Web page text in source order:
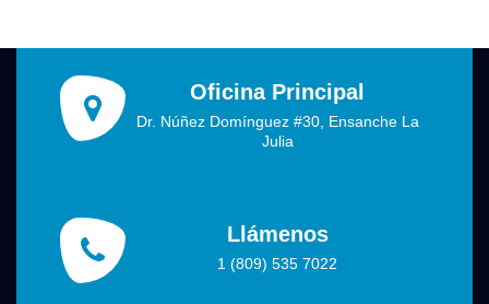
Oficina Principal
Dr. Núñez Domínguez #30, Ensanche La
Julia
Llámenos
1 (809) 535 7022